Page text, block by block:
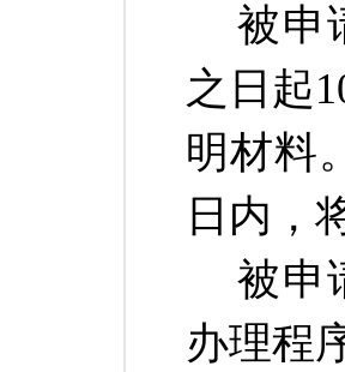
被申
之日起
明材料
日内，
被申
办理程